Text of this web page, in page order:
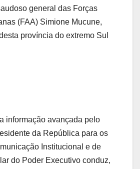
general das Forças
(FAA) Simione Mucune,
província do extremo Sul
informação avançada pelo
da República para os
Institucional e de
do Poder Executivo conduz,